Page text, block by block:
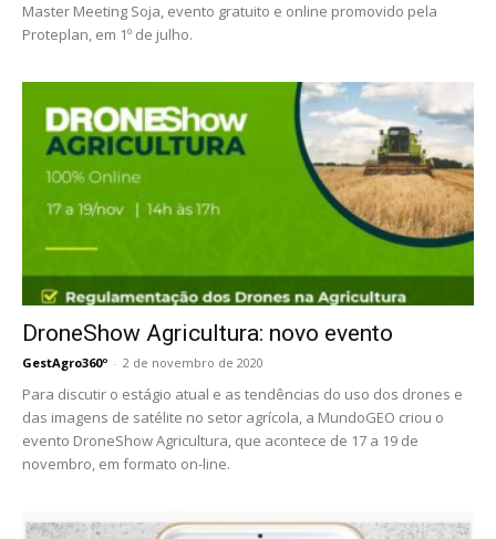
Master Meeting Soja, evento gratuito e online promovido pela
Proteplan, em 1º de julho.
DroneShow Agricultura: novo evento
GestAgro360º - 2 de novembro de 2020
Para discutir o estágio atual e as tendências do uso dos drones e
das imagens de satélite no setor agrícola, a MundoGEO criou o
evento DroneShow Agricultura, que acontece de 17 a 19 de
novembro, em formato on-line.